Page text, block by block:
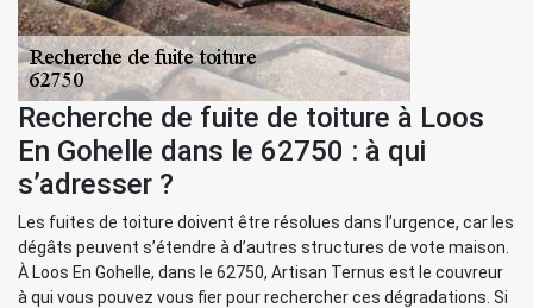
Recherche de fuite de toiture à Loos
En Gohelle dans le 62750 : à qui
s’adresser ?
Les fuites de toiture doivent être résolues dans l’urgence, car les
dégâts peuvent s’étendre à d’autres structures de vote maison.
À Loos En Gohelle, dans le 62750, Artisan Ternus est le couvreur
à qui vous pouvez vous fier pour rechercher ces dégradations. Si